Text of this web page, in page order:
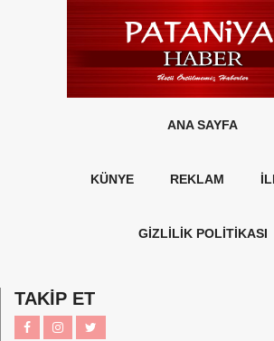
ANA SAYFA
KÜNYE REKLAM
GİZLİLİK POLİTİKASI
TAKİP ET